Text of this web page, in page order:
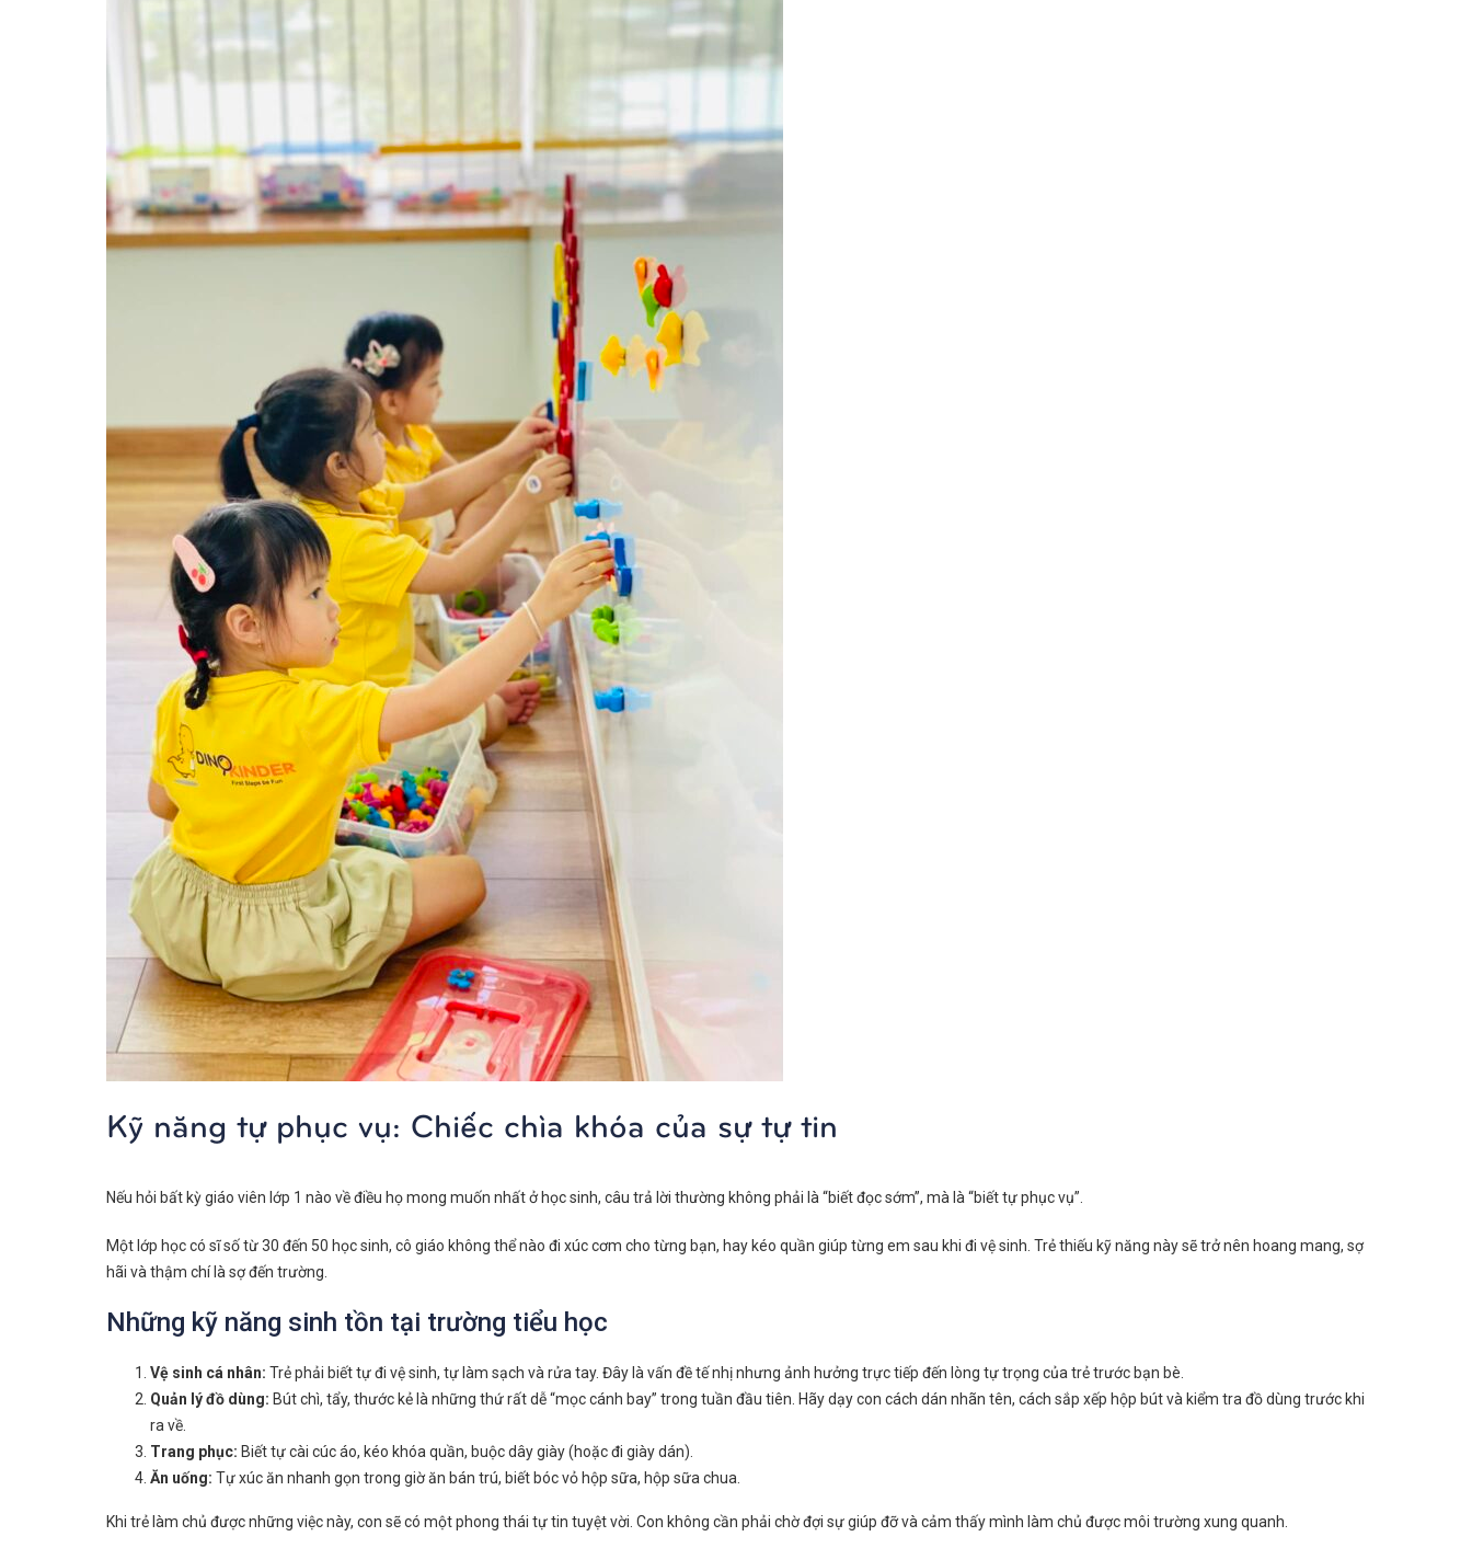
Kỹ năng tự phục vụ: Chiếc chìa khóa của sự tự tin
Nếu hỏi bất kỳ giáo viên lớp 1 nào về điều họ mong muốn nhất ở học sinh, câu trả lời thường không phải là “biết đọc sớm”, mà là “biết tự phục vụ”.
Một lớp học có sĩ số từ 30 đến 50 học sinh, cô giáo không thể nào đi xúc cơm cho từng bạn, hay kéo quần giúp từng em sau khi đi vệ sinh. Trẻ thiếu kỹ năng này sẽ trở nên hoang mang, sợ
hãi và thậm chí là sợ đến trường.
Những kỹ năng sinh tồn tại trường tiểu học
Vệ sinh cá nhân: Trẻ phải biết tự đi vệ sinh, tự làm sạch và rửa tay. Đây là vấn đề tế nhị nhưng ảnh hưởng trực tiếp đến lòng tự trọng của trẻ trước bạn bè.
Quản lý đồ dùng: Bút chì, tẩy, thước kẻ là những thứ rất dễ “mọc cánh bay” trong tuần đầu tiên. Hãy dạy con cách dán nhãn tên, cách sắp xếp hộp bút và kiểm tra đồ dùng trước khi
ra về.
Trang phục: Biết tự cài cúc áo, kéo khóa quần, buộc dây giày (hoặc đi giày dán).
Ăn uống: Tự xúc ăn nhanh gọn trong giờ ăn bán trú, biết bóc vỏ hộp sữa, hộp sữa chua.
Khi trẻ làm chủ được những việc này, con sẽ có một phong thái tự tin tuyệt vời. Con không cần phải chờ đợi sự giúp đỡ và cảm thấy mình làm chủ được môi trường xung quanh.